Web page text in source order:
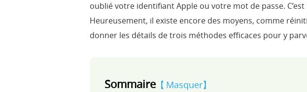
oublié votre identifiant Apple ou votre mot de passe.
Heureusement, il existe encore des moyens, comme
donner les détails de trois méthodes efficaces pour y
Sommaire Masquer